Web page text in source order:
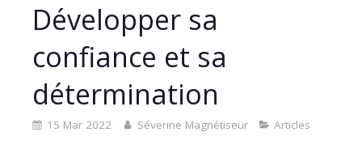
Développer sa
confiance et sa
détermination
15 Mar 2022 Séverine Magnétiseur Articles